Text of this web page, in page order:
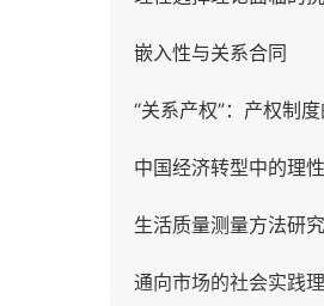
嵌入性与关系合同
“关系产权”：产权制
中国经济转型中的理
生活质量测量方法研究
通向市场的社会实践